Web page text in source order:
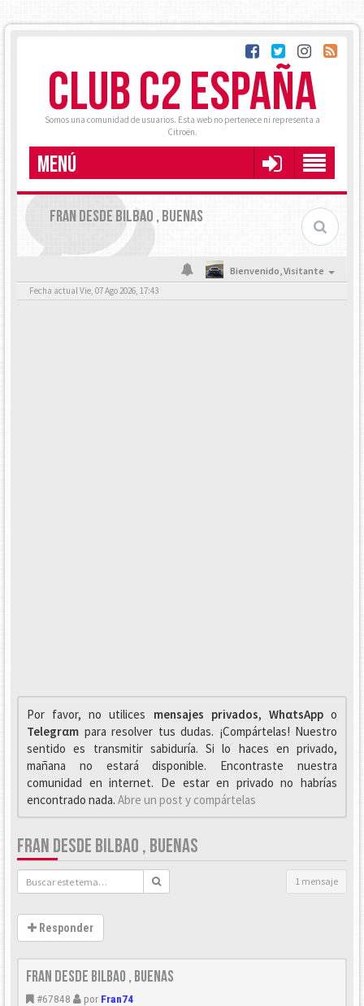
CLUB C2 ESPAÑA
Somos una comunidad de usuarios. Esta web no pertenece ni representa a
Citroën.
MENÚ
FRAN DESDE BILBAO , BUENAS
Bienvenido,Visitante
Fecha actual Vie, 07 Ago 2026, 17:43
Por favor, no utilices mensajes privados, WhαtsAppo
Telegrαm para resolver tus dudas. ¡Compártelas! Nuestro
sentido es transmitir sabiduría. Si lo haces en privado,
mañana no estará disponible. Encontraste nuestra
comunidad en internet. De estar en privado no habrías
encontrado nada. Abre un post y compártelas
FRAN DESDE BILBAO , BUENAS
1 mensaje
Responder
fran desde bilbao , buenas
#67848 por Fran74